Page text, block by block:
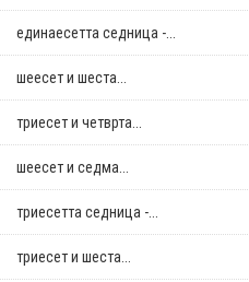
единаесетта седница -...
шеесет и шеста...
триесет и четврта...
шеесет и седма...
триесетта седница -...
триесет и шеста...